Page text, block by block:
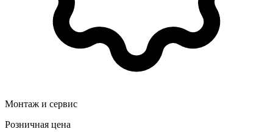
Монтаж и сервис
Розничная цена